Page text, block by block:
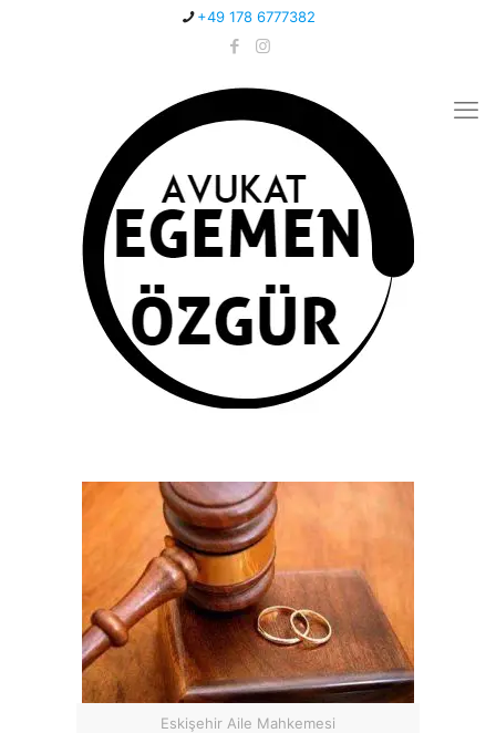
+49 178 6777382
Eskişehir Aile Mahkemesi